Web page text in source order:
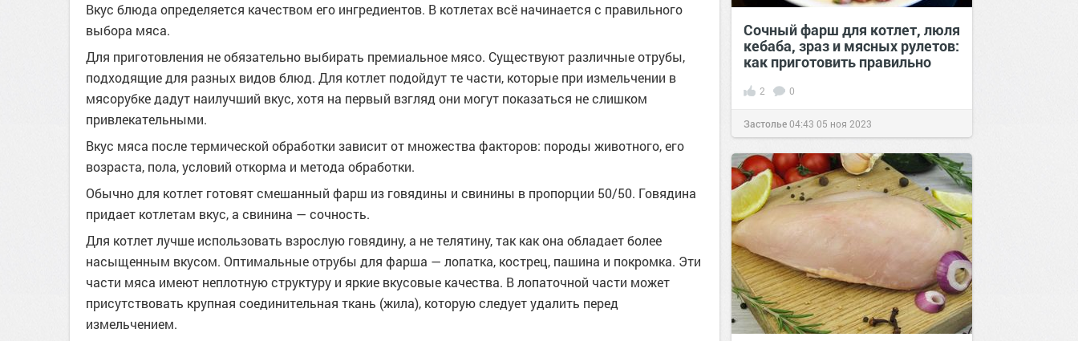
Вкус блюда определяется качеством его ингредиентов. В котлетах всё начинается с правильного
выбора мяса.
Для приготовления не обязательно выбирать премиальное мясо. Существуют различные отрубы,
подходящие для разных видов блюд. Для котлет подойдут те части, которые при измельчении в
мясорубке дадут наилучший вкус, хотя на первый взгляд они могут показаться не слишком
привлекательными.
Вкус мяса после термической обработки зависит от множества факторов: породы животного, его
возраста, пола, условий откорма и метода обработки.
Обычно для котлет готовят смешанный фарш из говядины и свинины в пропорции 50/50. Говядина
придает котлетам вкус, а свинина — сочность.
Для котлет лучше использовать взрослую говядину, а не телятину, так как она обладает более
насыщенным вкусом. Оптимальные отрубы для фарша — лопатка, кострец, пашина и покромка. Эти
части мяса имеют неплотную структуру и яркие вкусовые качества. В лопаточной части может
присутствовать крупная соединительная ткань (жила), которую следует удалить перед
измельчением.
Сочный фарш для котлет, люля
кебаба, зраз и мясных рулетов:
как приготовить правильно
2 0
Застолье04:43 05 ноя 2023